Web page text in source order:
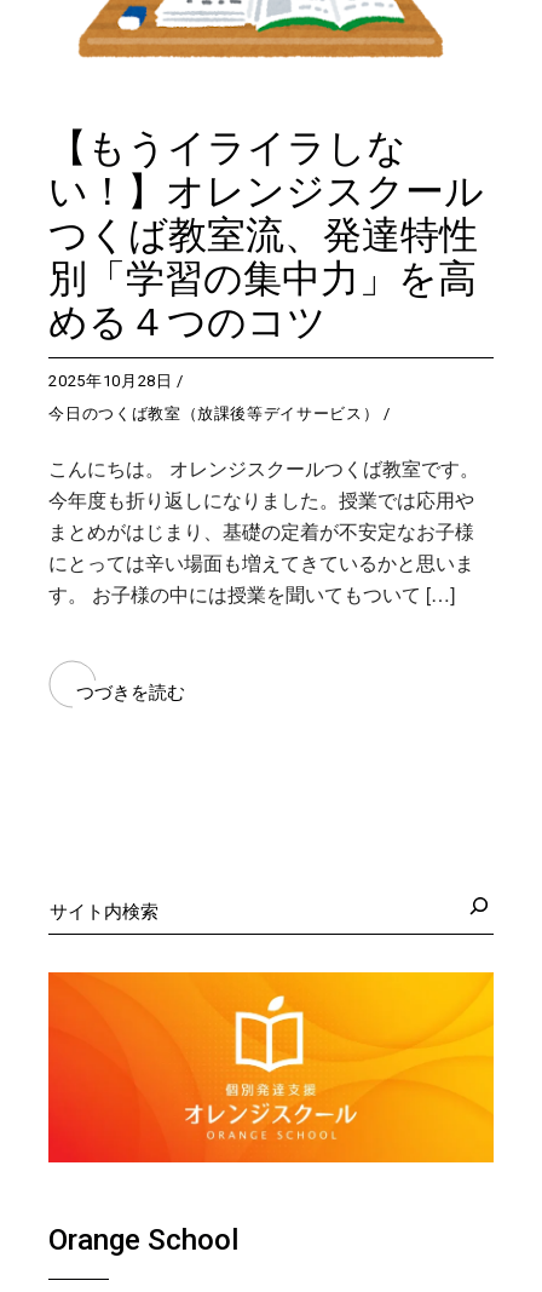
【もうイライラしな
い！】オレンジスクール
つくば教室流、発達特性
別「学習の集中力」を高
める４つのコツ
2025年10月28日
今日のつくば教室（放課後等デイサービス）
こんにちは。 オレンジスクールつくば教室です。
今年度も折り返しになりました。授業では応用や
まとめがはじまり、基礎の定着が不安定なお子様
にとっては辛い場面も増えてきているかと思いま
す。 お子様の中には授業を聞いてもついて […]
つづきを読む
索
Orange School